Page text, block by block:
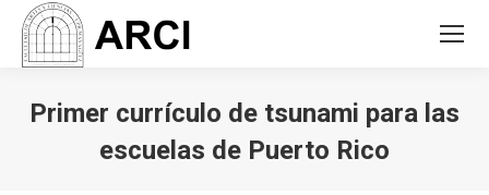
Primer currículo de tsunami para las
escuelas de Puerto Rico